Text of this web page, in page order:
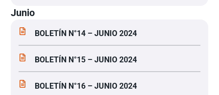
Junio
BOLETÍN N°14 – JUNIO 2024
BOLETÍN N°15 – JUNIO 2024
BOLETÍN N°16 – JUNIO 2024